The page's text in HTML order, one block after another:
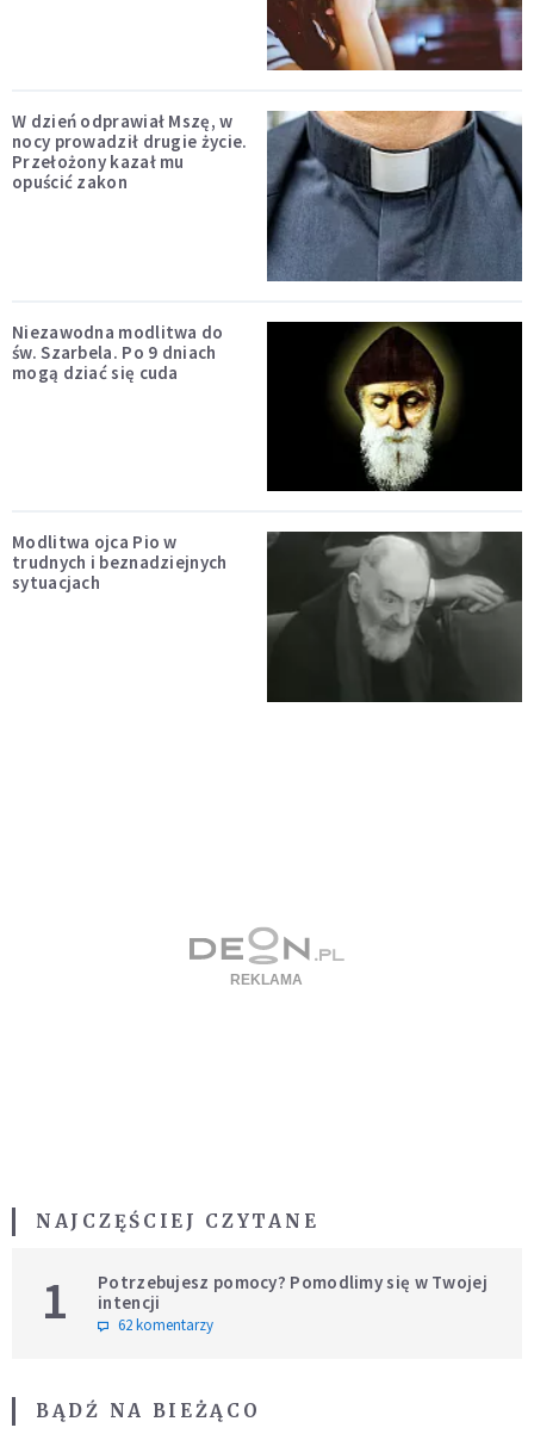
W dzień odprawiał Mszę, w
nocy prowadził drugie życie.
Przełożony kazał mu
opuścić zakon
Niezawodna modlitwa do
św. Szarbela. Po 9 dniach
mogą dziać się cuda
Modlitwa ojca Pio w
trudnych i beznadziejnych
sytuacjach
NAJCZĘŚCIEJ CZYTANE
1
Potrzebujesz pomocy? Pomodlimy się w Twojej
intencji
62 komentarzy
BĄDŹ NA BIEŻĄCO